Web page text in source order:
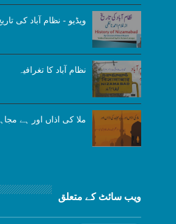
ویڈیو - نظام آباد کی
نظام آباد کا تغرافیہ
ملا کی اذاں اور ہے
ویب سائٹ کے متعلق